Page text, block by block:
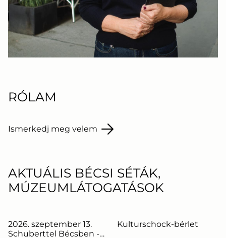
RÓLAM
Ismerkedj meg velem
AKTUÁLIS BÉCSI SÉTÁK,
MÚZEUMLÁTOGATÁSOK
2026. szeptember 13.
Schuberttel Bécsben -
Kulturschock-bérlet